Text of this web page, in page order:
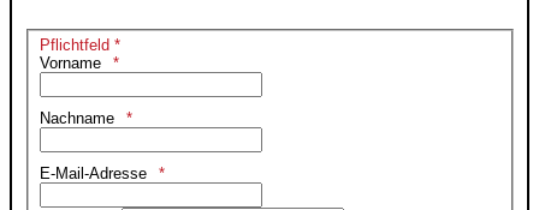
Pflichtfeld *
Vorname
Nachname
E-Mail-Adresse